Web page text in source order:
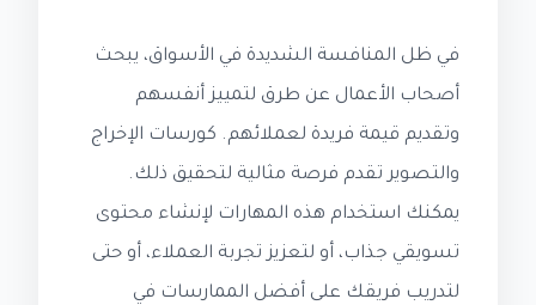
في ظل المنافسة الشديدة في الأسواق، يبحث
أصحاب الأعمال عن طرق لتمييز أنفسهم
وتقديم قيمة فريدة لعملائهم. كورسات الإخراج
والتصوير تقدم فرصة مثالية لتحقيق ذلك.
يمكنك استخدام هذه المهارات لإنشاء محتوى
تسويقي جذاب، أو لتعزيز تجربة العملاء، أو حتى
لتدريب فريقك على أفضل الممارسات في